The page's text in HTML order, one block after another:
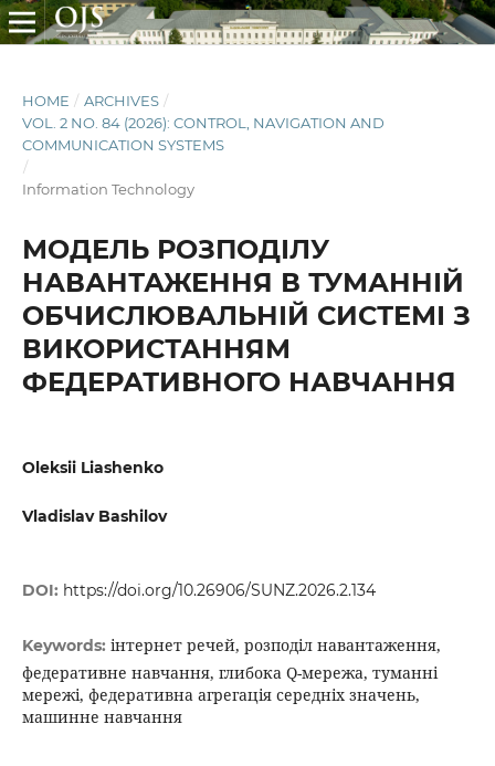
HOME / ARCHIVES /
VOL. 2 NO. 84 (2026): CONTROL, NAVIGATION AND
COMMUNICATION SYSTEMS
/
Information Technology
МОДЕЛЬ РОЗПОДІЛУ
НАВАНТАЖЕННЯ В ТУМАННІЙ
ОБЧИСЛЮВАЛЬНІЙ СИСТЕМІ З
ВИКОРИСТАННЯМ
ФЕДЕРАТИВНОГО НАВЧАННЯ
Oleksii Liashenko
Vladislav Bashilov
DOI: https://doi.org/10.26906/SUNZ.2026.2.134
Keywords: інтернет речей, розподіл навантаження,
федеративне навчання, глибока Q-мережа, туманні
мережі, федеративна агрегація середніх значень,
машинне навчання